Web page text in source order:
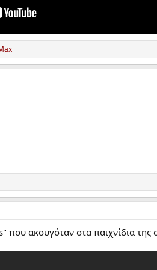
που ακουγόταν στα παιχνίδια της